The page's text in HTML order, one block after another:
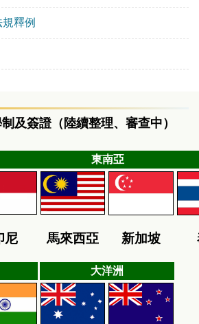
釋例
及簽證（陸續整理、審查中）
東南亞
尼 馬來西亞 新加坡
大洋洲